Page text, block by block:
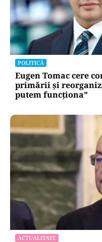
POLITICĂ
Eugen Tomac cere
primării și
putem funcționa”
ACTUALITATE